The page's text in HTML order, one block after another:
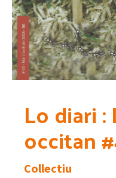
Lo diari
occitan
Collectiu